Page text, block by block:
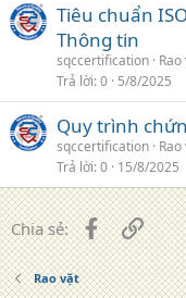
Tiêu chuẩn
Thông tin
sqccertification
Trả lời 0 5/8/2025
Quy trình
sqccertification
Trả lời 0 15/8/2025
Chia sẻ: Facebook
Liên
Rao vặt